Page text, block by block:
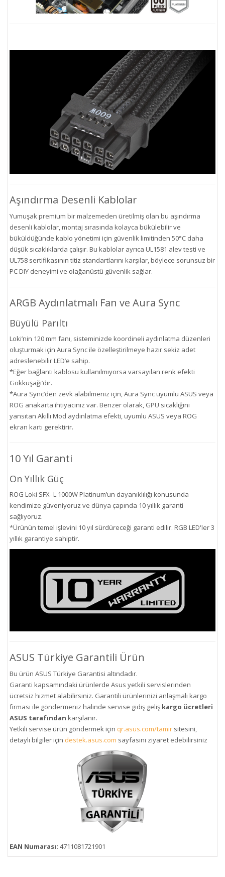
Aşındırma Desenli Kablolar
Yumuşak premium bir malzemeden üretilmiş olan bu aşındırma
desenli kablolar, montaj sırasında kolayca bükülebilir ve
büküldüğünde kablo yönetimi için güvenlik limitinden 50°C daha
düşük sıcaklıklarda çalışır. Bu kablolar ayrıca UL1581 alev testi ve
UL758 sertifikasının titiz standartlarını karşılar, böylece sorunsuz bir
PC DIY deneyimi ve olağanüstü güvenlik sağlar.
ARGB Aydınlatmalı Fan ve Aura Sync
Büyülü Parıltı
Loki’nin 120 mm fanı, sisteminizde koordineli aydınlatma düzenleri
oluşturmak için Aura Sync ile özelleştirilmeye hazır sekiz adet
adreslenebilir LED’e sahip.
*Eğer bağlantı kablosu kullanılmıyorsa varsayılan renk efekti
Gökkuşağı’dır.
*Aura Sync’den zevk alabilmeniz için, Aura Sync uyumlu ASUS veya
ROG anakarta ihtiyacınız var. Benzer olarak, GPU sıcaklığını
yansıtan Akıllı Mod aydınlatma efekti, uyumlu ASUS veya ROG
ekran kartı gerektirir.
10 Yıl Garanti
On Yıllık Güç
ROG Loki SFX- L 1000W Platinum’un dayanıklılığı konusunda
kendimize güveniyoruz ve dünya çapında 10 yıllık garanti
sağlıyoruz.
*Ürünün temel işlevini 10 yıl sürdüreceği garanti edilir. RGB LED'ler 3
yıllık garantiye sahiptir.
ASUS Türkiye Garantili Ürün
Bu ürün ASUS Türkiye Garantisi altındadır.
Garanti kapsamındaki ürünlerde Asus yetkili servislerinden
ücretsiz hizmet alabilirsiniz. Garantili ürünlerinizi anlaşmalı kargo
firması ile göndermeniz halinde servise gidiş geliş kargo ücretleri
ASUS tarafından karşılanır.
Yetkili servise ürün göndermek için qr.asus.com/tamir sitesini,
detaylı bilgiler için destek.asus.com sayfasını ziyaret edebilirsiniz
EAN Numarası: 4711081721901